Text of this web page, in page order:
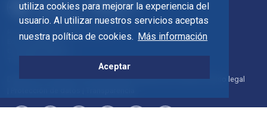
utiliza cookies para mejorar la experiencia del
usuario. Al utilizar nuestros servicios aceptas
nuestra política de cookies. Más información
Aceptar
Pza. del Cronista Isidoro Valverde
Edif. La Milagrosa
Directorio Contacto Accesibilidad Política de Cookies Aviso legal